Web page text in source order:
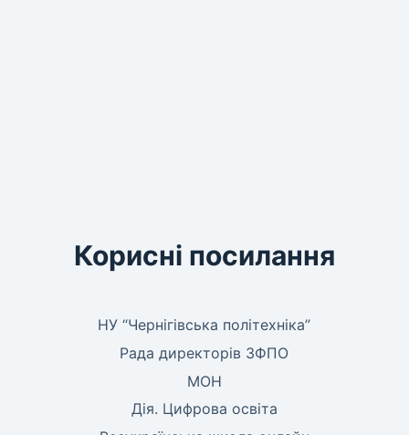
Корисні посилання
НУ “Чернігівська політехніка”
Рада директорів ЗФПО
МОН
Дія. Цифрова освіта